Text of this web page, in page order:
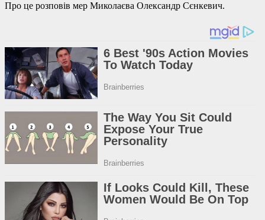
Про це розповів мер Миколаєва Олександр Сєнкевич.